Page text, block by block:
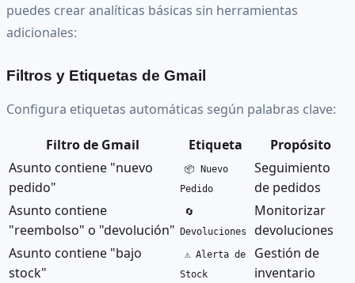
puedes crear analíticas básicas sin herramientas
adicionales:
Filtros y Etiquetas de Gmail
Configura etiquetas automáticas según palabras clave:
Filtro de Gmail Etiqueta
Propósito
Asunto contiene "nuevo
pedido"
📦 Nuevo
Pedido
Seguimiento
de pedidos
Asunto contiene
"reembolso" o "devolución"
🔄
Devoluciones
Monitorizar
devoluciones
Asunto contiene "bajo
stock"
⚠️ Alerta de
Stock
Gestión de
inventario